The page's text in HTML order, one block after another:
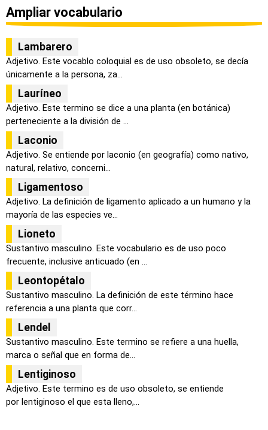
Ampliar vocabulario
Lambarero
Adjetivo. Este vocablo coloquial es de uso obsoleto, se decía
únicamente a la persona, za...
Lauríneo
Adjetivo. Este termino se dice a una planta (en botánica)
perteneciente a la división de ...
Laconio
Adjetivo. Se entiende por laconio (en geografía) como nativo,
natural, relativo, concerni...
Ligamentoso
Adjetivo. La definición de ligamento aplicado a un humano y la
mayoría de las especies ve...
Lioneto
Sustantivo masculino. Este vocabulario es de uso poco
frecuente, inclusive anticuado (en ...
Leontopétalo
Sustantivo masculino. La definición de este término hace
referencia a una planta que corr...
Lendel
Sustantivo masculino. Este termino se refiere a una huella,
marca o señal que en forma de...
Lentiginoso
Adjetivo. Este termino es de uso obsoleto, se entiende
por lentiginoso el que esta lleno,...